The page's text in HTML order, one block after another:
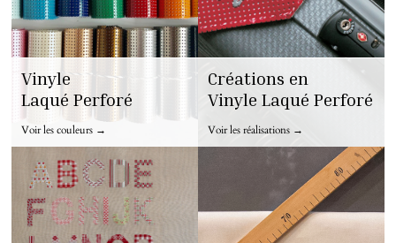
Vinyle
Laqué Perforé
Voir les couleurs →
Créations en
Vinyle Laqué Perforé
Voir les réalisations →